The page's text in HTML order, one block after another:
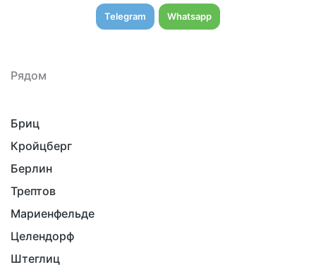
Telegram Whatsapp
Рядом
Бриц
Кройцберг
Берлин
Трептов
Мариенфельде
Целендорф
Штеглиц